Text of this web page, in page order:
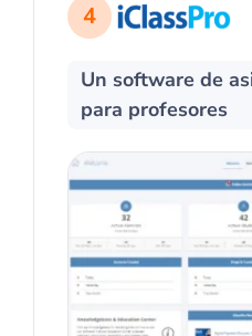
4
Un software de
para profesores